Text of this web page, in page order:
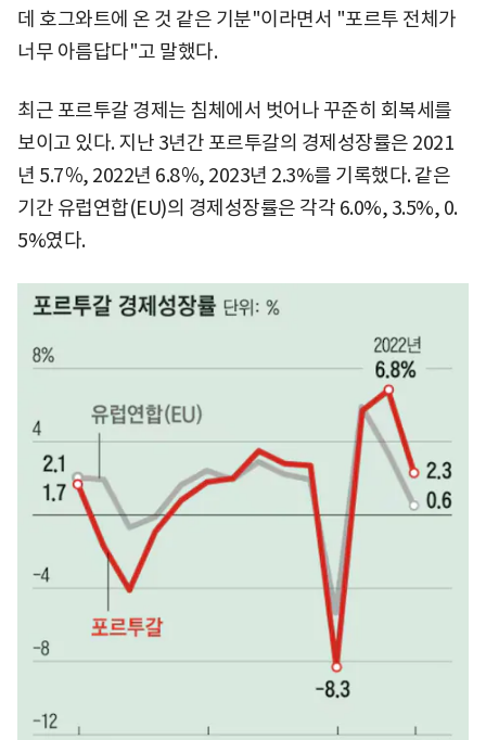
데 호그와트에 온 것 같은 기분"이라면서 "포르투 전체가
너무 아름답다"고 말했다.
최근 포르투갈 경제는 침체에서 벗어나 꾸준히 회복세를
보이고 있다. 지난 3년간 포르투갈의 경제성장률은 2021
년 5.7％, 2022년 6.8％, 2023년 2.3%를 기록했다. 같은
기간 유럽연합(EU)의 경제성장률은 각각 6.0%, 3.5%, 0.
5%였다.